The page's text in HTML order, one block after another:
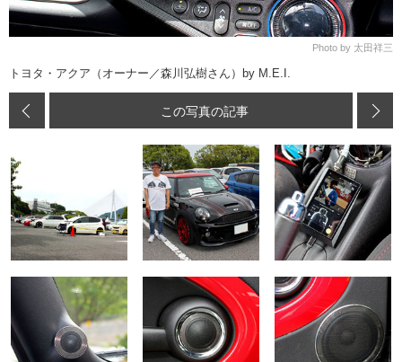
Photo by 太田祥三
トヨタ・アクア（オーナー／森川弘樹さん）by M.E.I.
この写真の記事